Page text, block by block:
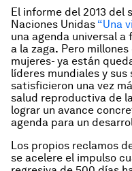
El informe del 2013 del
Naciones Unidas “Una
una agenda universal
a la zaga. Pero
mujeres- ya están
líderes mundiales y
satisficieron una vez
salud reproductiva de
lograr un avance
agenda para un
Los propios reclamos
se acelere el impulso